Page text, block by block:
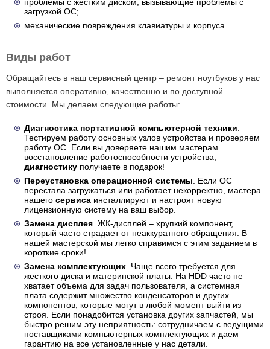
загрузкой ОС;
механические повреждения клавиатуры и корпуса.
Виды работ
Обращайтесь в наш сервисный центр – ремонт ноутбуков у нас
выполняется оперативно, качественно и по доступной
стоимости. Мы делаем следующие работы:
Диагностика портативной компьютерной техники
Тестируем работу основных узлов устройства и проверяем
работу ОС. Если вы доверяете нашим мастерам
восстановление работоспособности устройства,
диагностику получаете в подарок!
Переустановка операционной системы . Если ОС
перестала загружаться или работает некорректно, мастера
нашего сервиса инсталлируют и настроят новую
лицензионную систему на ваш выбор.
Замена дисплея . ЖК-дисплей – хрупкий компонент,
который часто страдает от неаккуратного обращения. В
нашей мастерской мы легко справимся с этим заданием в
короткие сроки!
Замена комплектующих . Чаще всего требуется для
жесткого диска и материнской платы. На HDD часто не
хватает объема для задач пользователя, а системная
плата содержит множество конденсаторов и других
компонентов, которые могут в любой момент выйти из
строя. Если понадобится установка других запчастей, мы
быстро решим эту неприятность: сотрудничаем с ведущими
поставщиками компьютерных комплектующих и даем
гарантию на все установленные у нас детали.